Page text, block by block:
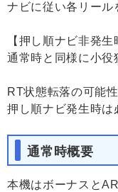
ナビに従い各リール
【押し順ナビ非発生
通常時と同様に小役
RT状態転落の可能
押し順ナビ発生時は
通常時概要
本機はボーナスと